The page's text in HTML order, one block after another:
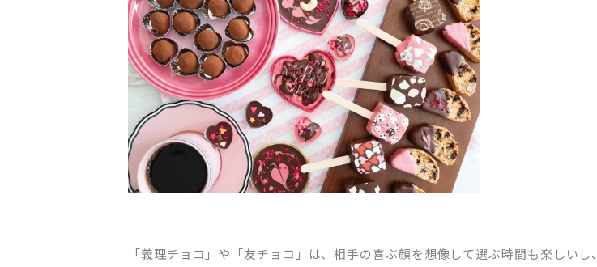
「義理チョコ」や「友チョコ」は、相手の喜ぶ顔を想像して選ぶ時間も楽しいし、